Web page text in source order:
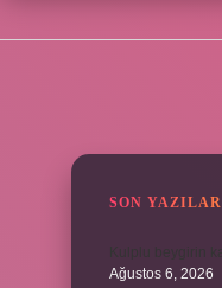
SON YAZILAR
Ağustos 6, 2026